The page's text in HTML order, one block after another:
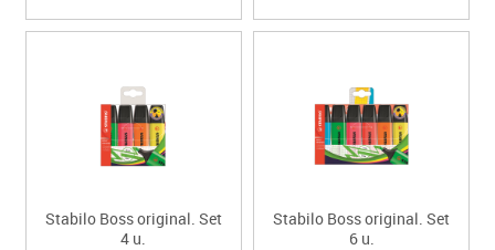
Stabilo Boss original. Set
4 u.
Stabilo Boss original. Set
6 u.